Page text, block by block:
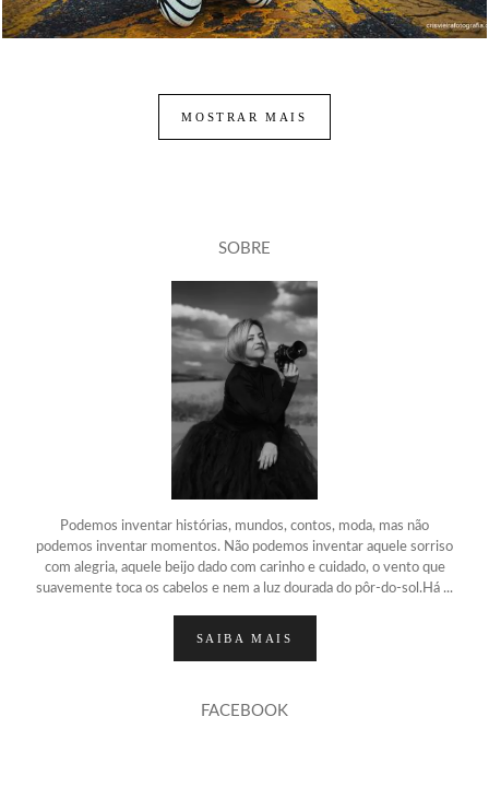
MOSTRAR MAIS
SOBRE
Podemos inventar histórias, mundos, contos, moda, mas não
podemos inventar momentos. Não podemos inventar aquele sorriso
com alegria, aquele beijo dado com carinho e cuidado, o vento que
suavemente toca os cabelos e nem a luz dourada do pôr-do-sol.Há ...
SAIBA MAIS
FACEBOOK